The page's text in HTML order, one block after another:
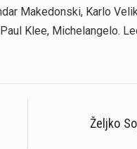
Makedonski, Karlo
Klee, Michelangelo.
Željko